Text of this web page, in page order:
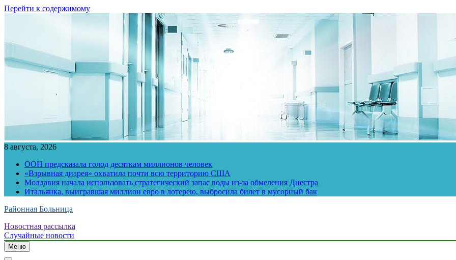
Перейти к содержимому
8 августа, 2026
ООН предсказала голод десяткам миллионов человек
«Взрывная диарея» охватила почти всю территорию США
Молдавия начала использовать стратегический запас воды из-за обмеления Днестра
Итальянка, выигравшая миллион евро в лотерею, выбросила билет в мусорный бак
Районная Больница
Новостная рассылка
Случайные новости
Меню